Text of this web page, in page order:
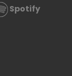
Spotify